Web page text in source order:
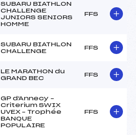
SUBARU BIATHLON
CHALLENGE
JUNIORS SENIORS
HOMME
FFS
SUBARU BIATHLON
CHALLENGE
FFS
LE MARATHON du
GRAND BEC
FFS
GP d'Annecy –
Criterium SWIX
UVEX – Trophée
BANQUE
POPULAIRE
FFS